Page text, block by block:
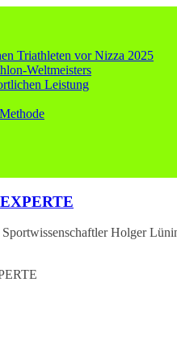
Triathleten vor Nizza 2025
Weltmeisters
Leistung
Holger